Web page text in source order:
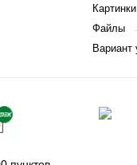
Файлы
Вариант